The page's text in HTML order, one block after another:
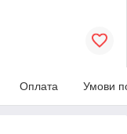
Оплата Умови